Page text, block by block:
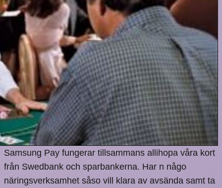
Samsung Pay fungerar tillsammans allihopa våra kort
från Swedbank och sparbankerna. Har n någo
näringsverksamhet såso vill klara av avsända samt ta